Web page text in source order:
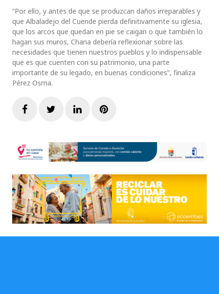
“Por ello, y antes de que se produzcan daños irreparables y
que Albaladejo del Cuende pierda definitivamente su iglesia,
que los arcos que quedan en pie se caigan o que también lo
hagan sus muros, Chana debería reflexionar sobre las
necesidades que tienen nuestros pueblos y lo indispensable
que es que cuenten con su patrimonio, una parte
importante de su legado, en buenas condiciones”, finaliza
Pérez Osma.
FacebookTwitterLinkedInPinterest